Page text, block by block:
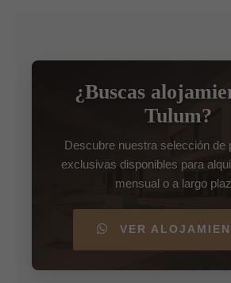
¿Buscas
Tulum?
Descubre nuestra selección de
exclusivas disponibles para
mensual o a largo
VER